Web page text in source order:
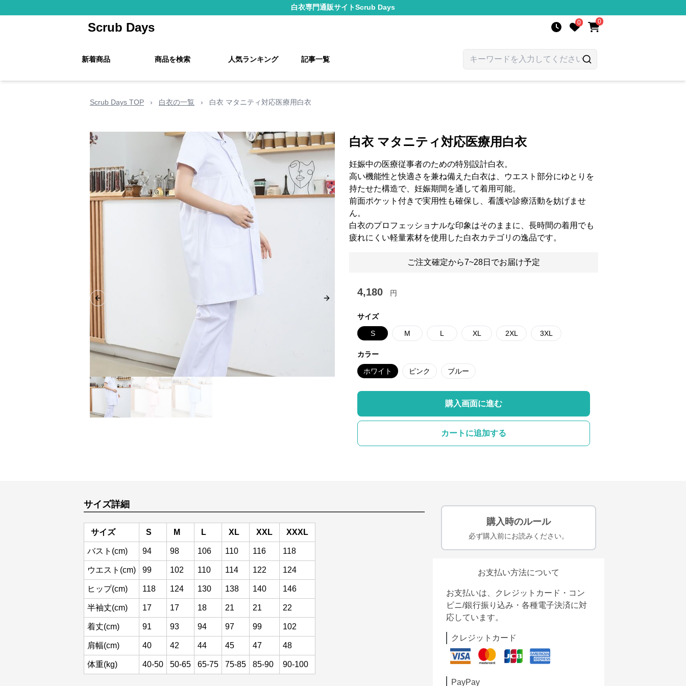
白衣専門通販サイトScrub Days
Scrub Days 0 0
新着商品 商品を検索 人気ランキング 記事一覧
Scrub Days TOP › 白衣の一覧 › 白衣 マタニティ対応医療用白衣
Previous slide Next slide
白衣 マタニティ対応医療用白衣
妊娠中の医療従事者のための特別設計白衣。
高い機能性と快適さを兼ね備えた白衣は、ウエスト部分にゆとりを
持たせた構造で、妊娠期間を通して着用可能。
前面ポケット付きで実用性も確保し、看護や診療活動を妨げませ
ん。
白衣のプロフェッショナルな印象はそのままに、長時間の着用でも
疲れにくい軽量素材を使用した白衣カテゴリの逸品です。
ご注文確定から7~28日でお届け予定
4,180 円
サイズ
S M L XL 2XL 3XL
カラー
ホワイト ピンク ブルー
購入画面に進む
カートに追加する
サイズ詳細
サイズ S M L XL XXL XXXL
バスト(cm) 94 98 106 110 116 118
ウエスト(cm) 99 102 110 114 122 124
ヒップ(cm) 118 124 130 138 140 146
半袖丈(cm) 17 17 18 21 21 22
着丈(cm) 91 93 94 97 99 102
肩幅(cm) 40 42 44 45 47 48
体重(kg) 40-50 50-65 65-75 75-85 85-90 90-100
購入時のルール
必ず購入前にお読みください。
お支払い方法について
お支払いは、クレジットカード・コン
ビニ/銀行振り込み・各種電子決済に対
応しています。
クレジットカード
PayPay